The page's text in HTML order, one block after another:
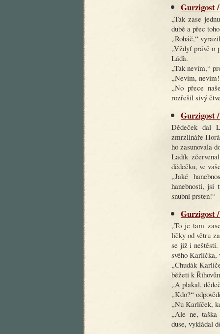
Gurzigost
„Tak zase
dubě a přec
„Roháč,“
„Vždyť právě o
Láďa.
„Tak nevím,“
„Nevím,
„No přece
rozřešil sivý
Gurzigost
Dědeček dal
zmrzlináře
ho zasunovala
Ladík
dědečku, ve
„Jaké
hanebnosti, jsi
snubní prsten!“
Gurzigost
„To je tam
líčky od větru
se již i neštěstí.
svého Karlíčka,
„Chudák
běžeti k
„A plakal,
„Kdo?“
„Nu Karlíček,
„Ale ne,
duse, vykládal